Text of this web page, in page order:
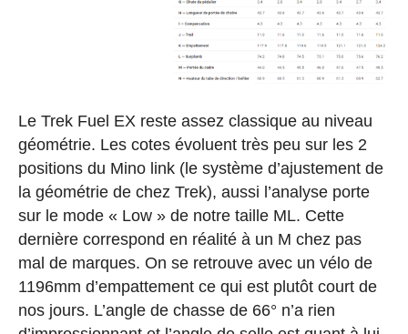
Le Trek Fuel EX reste assez classique au niveau
géométrie. Les cotes évoluent très peu sur les 2
positions du Mino link (le système d’ajustement de
la géométrie de chez Trek), aussi l’analyse porte
sur le mode « Low » de notre taille ML. Cette
dernière correspond en réalité à un M chez pas
mal de marques. On se retrouve avec un vélo de
1196mm d’empattement ce qui est plutôt court de
nos jours. L’angle de chasse de 66° n’a rien